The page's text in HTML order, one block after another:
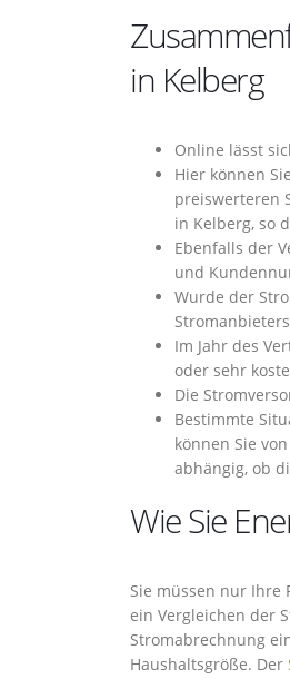
in Kelberg
Online lässt
Hier können
preiswerteren
in Kelberg, so
Ebenfalls der
und
Wurde der
Im Jahr des
oder sehr
Die
Bestimmte
können Sie
abhängig, ob
Wie Sie
Sie müssen nur Ihre
ein Vergleichen der
Stromabrechnung
Haushaltsgröße. Der